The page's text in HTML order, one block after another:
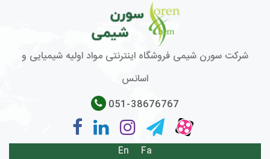
شرکت سورن شیمی فروشگاه اینترنتی مواد اولیه شیمیایی و
اسانس
051-38676767
Fa
En